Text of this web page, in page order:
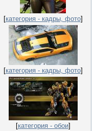
[категория - кадры, фото]
[категория - кадры, фото]
[категория - обои]